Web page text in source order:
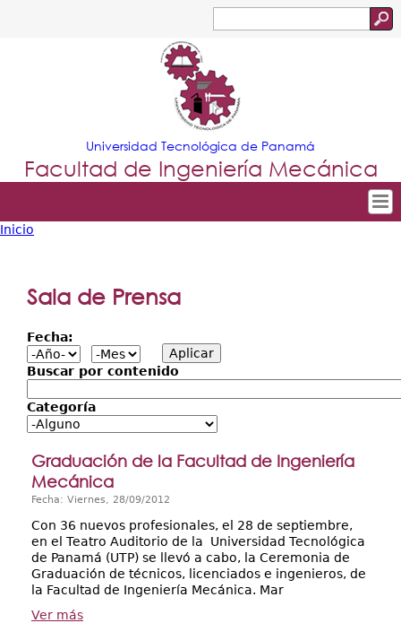
Jump to navigation
de
búsqueda
Universidad Tecnológica de Panamá
Facultad de Ingeniería Mecánica
Tropical
Principal
Departamentos
Escuela Aviación
Secretarías
Investigación+D+i
Servicios
está
Inicio
Sala de Prensa
Fecha:
Buscar por contenido
Categoría
Graduación de la Facultad de Ingeniería
Mecánica
Fecha: Viernes, 28/09/2012
Con 36 nuevos profesionales, el 28 de septiembre,
en el Teatro Auditorio de la Universidad Tecnológica
de Panamá (UTP) se llevó a cabo, la Ceremonia de
Graduación de técnicos, licenciados e ingenieros, de
la Facultad de Ingeniería Mecánica. Mar
Ver más